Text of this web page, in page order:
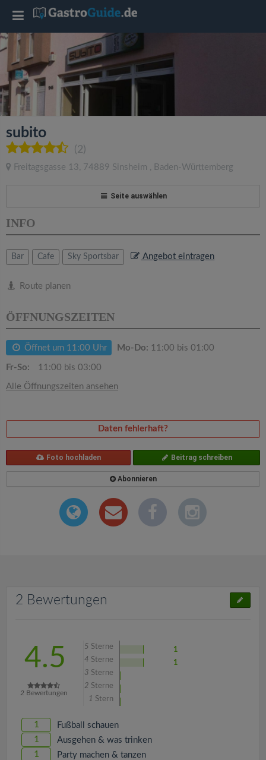
subito
(2)
Freitagsgasse 13, 74889 Sinsheim , Baden-Württemberg
Seite auswählen
INFO
Bar Cafe Sky Sportsbar Angebot eintragen
Route planen
ÖFFNUNGSZEITEN
Öffnet um 11:00 Uhr Mo-Do: 11:00 bis 01:00
Fr-So: 11:00 bis 03:00
Alle Öffnungszeiten ansehen
Daten fehlerhaft?
Foto hochladen Beitrag schreiben
Abonnieren
2 Bewertungen
4.5
2 Bewertungen
5 Sterne
1
4 Sterne
1
3 Sterne
2 Sterne
1 Stern
1 Fußball schauen
1 Ausgehen & was trinken
1 Party machen & tanzen
T
g
g
l
e
a
v
g
t